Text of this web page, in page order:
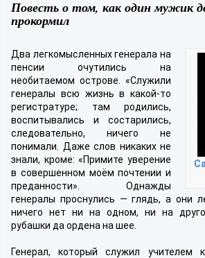
Повесть о том, как один мужик
прокормил
Два легкомысленных генерала на
пенсии очутились на
необитаемом острове. «Служили
генералы всю жизнь в какой-то
регистратуре; там родились,
воспитывались и состарились,
следовательно, ничего не
понимали. Даже слов никаких не
знали, кроме: «Примите уверение
в совершенном моём почтении и
преданности». Однажды
генералы проснулись — глядь, а они
ничего нет ни на одном, ни на
рубашки да ордена на шее.
Генерал, который служил учителем